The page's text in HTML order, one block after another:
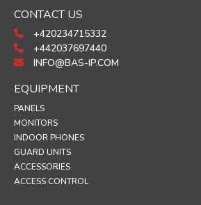
CONTACT US
+420234715332
+442037697440
INFO@BAS-IP.COM
EQUIPMENT
PANELS
MONITORS
INDOOR PHONES
GUARD UNITS
ACCESSORIES
ACCESS CONTROL